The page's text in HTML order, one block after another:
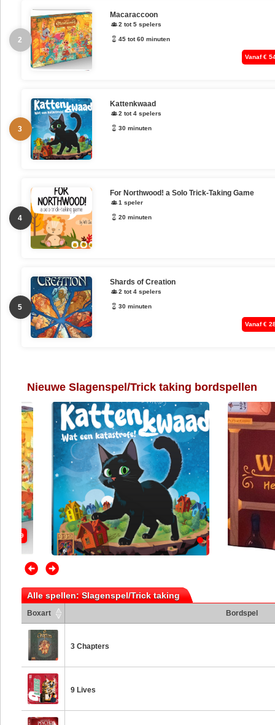
2
Macaraccoon
2 tot 5 spelers
45 tot 60 minuten
Vanaf €
3
Kattenkwaad
2 tot 4 spelers
30 minuten
4
For Northwood! a Solo Trick-Taking Game
1 speler
20 minuten
5
Shards of Creation
2 tot 4 spelers
30 minuten
Vanaf €
Nieuwe Slagenspel/Trick taking bordspellen
€ 54.99
Alle spellen: Slagenspel/Trick taking
Boxart Bordspel
3 Chapters
9 Lives